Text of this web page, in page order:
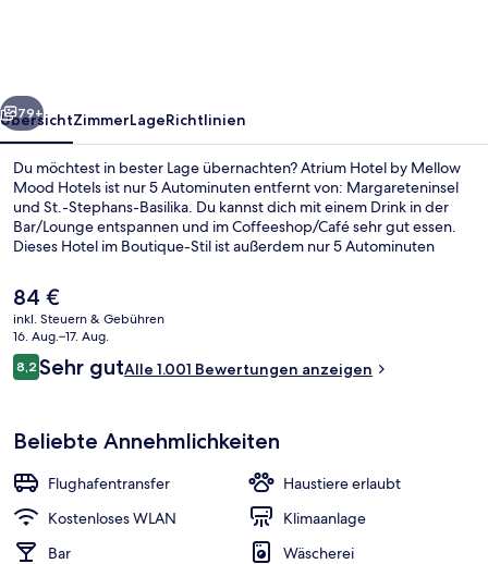
Weiter
79+
ÜbersichtZimmerLageRichtlinien
Du möchtest in bester Lage übernachten? Atrium Hotel by Mellow
Mood Hotels ist nur 5 Autominuten entfernt von: Margareteninsel
und St.-Stephans-Basilika. Du kannst dich mit einem Drink in der
Bar/Lounge entspannen und im Coffeeshop/Café sehr gut essen.
Dieses Hotel im Boutique-Stil ist außerdem nur 5 Autominuten
Reisende haben viel Gutes über das hilfsbereite Personal zu
berichten. Die öffentlichen Verkehrsmittel sind nur einen kurzen
Fußmarsch entfernt: Zur Straßenbahnhaltestelle Blaha Lujza tér M
sind es nur wenige Schritte und zur Station Blaha Lujza tér 3
Minuten.
Der
aktuelle
Preis
beträgt
84 €.
84 €
inkl. Steuern & Gebühren
16. Aug.–17. Aug.
Bewertungen
8,28,2 von 10.
Sehr gutAlle 1.001 Bewertungen anzeigen
Beliebte Annehmlichkeiten
Flughafentransfer
Haustiere erlaubt
Kostenloses WLAN
Klimaanlage
Bar
Wäscherei